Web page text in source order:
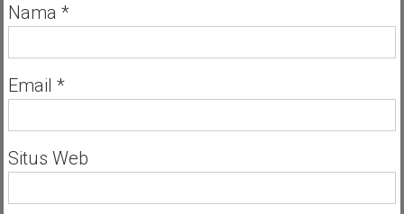
Nama *
Email *
Situs Web